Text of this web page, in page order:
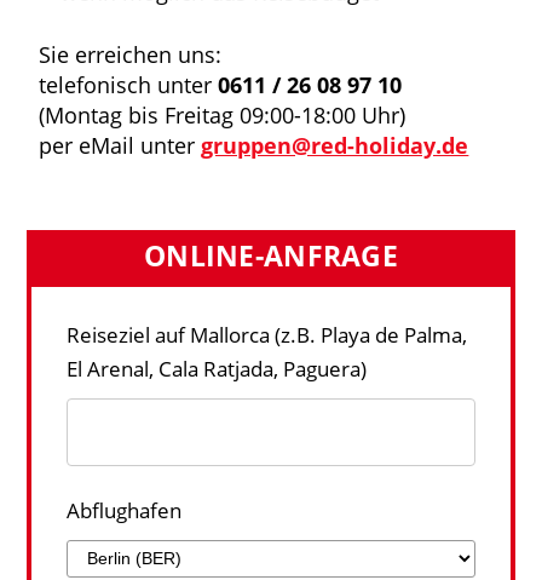
Sie erreichen uns:
telefonisch unter0611 / 26 08 97 10
(Montag bis Freitag 09:00-18:00 Uhr)
per eMail untergruppen@red-holiday.de
ONLINE-ANFRAGE
Reiseziel auf Mallorca (z.B. Playa de Palma,
El Arenal, Cala Ratjada, Paguera)
Abflughafen